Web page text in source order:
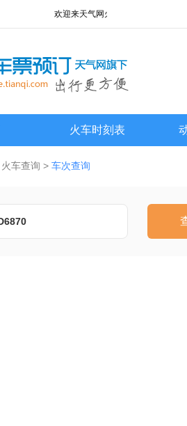
欢迎来天气网火车查询频道!
火车时刻表
火车查询 > 车次查询